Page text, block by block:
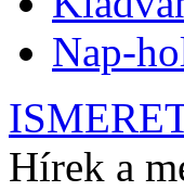
Nap-
Hírek a